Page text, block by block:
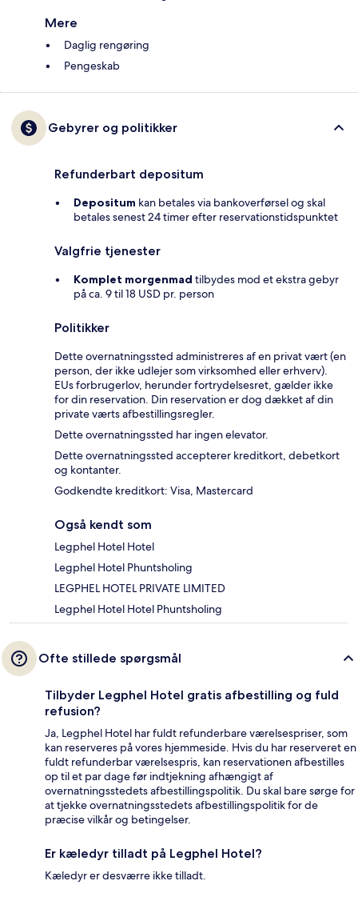
Mere
Daglig rengøring
Pengeskab
Gebyrer og politikker
Refunderbart depositum
Depositum kan betales via bankoverførsel og skal
betales senest 24 timer efter reservationstidspunktet
Valgfrie tjenester
Komplet morgenmad tilbydes mod et ekstra gebyr
på ca. 9 til 18 USD pr. person
Politikker
Dette overnatningssted administreres af en privat vært (en
person, der ikke udlejer som virksomhed eller erhverv).
EUs forbrugerlov, herunder fortrydelsesret, gælder ikke
for din reservation. Din reservation er dog dækket af din
private værts afbestillingsregler.
Dette overnatningssted har ingen elevator.
Dette overnatningssted accepterer kreditkort, debetkort
og kontanter.
Godkendte kreditkort: Visa, Mastercard
Også kendt som
Legphel Hotel Hotel
Legphel Hotel Phuntsholing
LEGPHEL HOTEL PRIVATE LIMITED
Legphel Hotel Hotel Phuntsholing
Ofte stillede spørgsmål
Tilbyder Legphel Hotel gratis afbestilling og fuld
refusion?
Ja, Legphel Hotel har fuldt refunderbare værelsespriser, som
kan reserveres på vores hjemmeside. Hvis du har reserveret en
fuldt refunderbar værelsespris, kan reservationen afbestilles
op til et par dage før indtjekning afhængigt af
overnatningsstedets afbestillingspolitik. Du skal bare sørge for
at tjekke overnatningsstedets afbestillingspolitik for de
præcise vilkår og betingelser.
Er kæledyr tilladt på Legphel Hotel?
Kæledyr er desværre ikke tilladt.